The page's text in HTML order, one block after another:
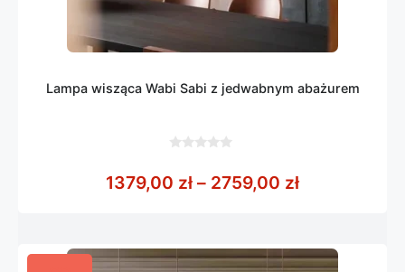
Lampa wisząca Wabi Sabi z jedwabnym abażurem
5
1379,00 zł – 2759,00 złZakres cen: